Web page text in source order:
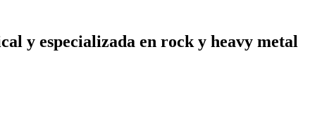
y especializada en rock y heavy metal